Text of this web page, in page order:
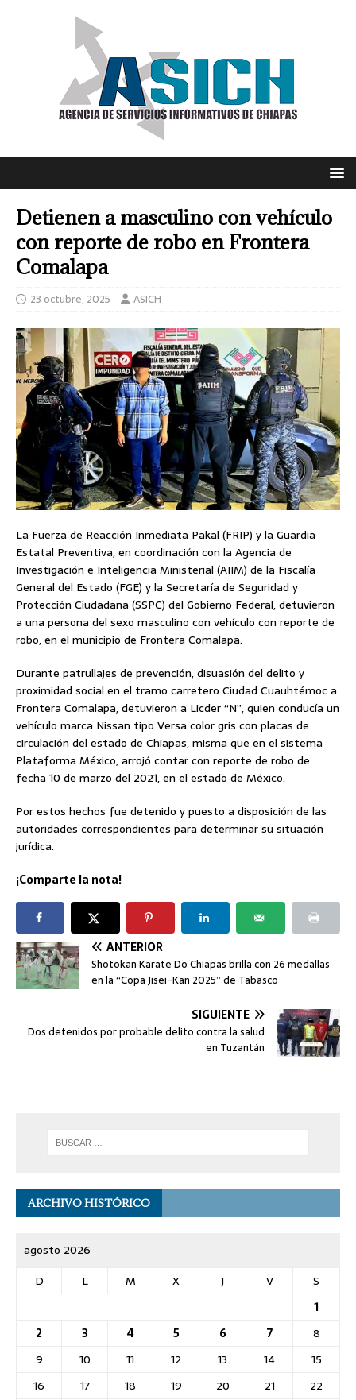
Detienen a masculino con vehículo
con reporte de robo en Frontera
Comalapa
23 octubre, 2025 ASICH
La Fuerza de Reacción Inmediata Pakal (FRIP) y la Guardia
Estatal Preventiva, en coordinación con la Agencia de
Investigación e Inteligencia Ministerial (AIIM) de la Fiscalía
General del Estado (FGE) y la Secretaría de Seguridad y
Protección Ciudadana (SSPC) del Gobierno Federal, detuvieron
a una persona del sexo masculino con vehículo con reporte de
robo, en el municipio de Frontera Comalapa.
Durante patrullajes de prevención, disuasión del delito y
proximidad social en el tramo carretero Ciudad Cuauhtémoc a
Frontera Comalapa, detuvieron a Licder “N”, quien conducía un
vehículo marca Nissan tipo Versa color gris con placas de
circulación del estado de Chiapas, misma que en el sistema
Plataforma México, arrojó contar con reporte de robo de
fecha 10 de marzo del 2021, en el estado de México.
Por estos hechos fue detenido y puesto a disposición de las
autoridades correspondientes para determinar su situación
jurídica.
¡Comparte la nota!
ANTERIOR
Shotokan Karate Do Chiapas brilla con 26 medallas
en la “Copa Jisei-Kan 2025” de Tabasco
SIGUIENTE
Dos detenidos por probable delito contra la salud
en Tuzantán
ARCHIVO HISTÓRICO
agosto 2026
D
L M X J V
S
1
2
3 4 5 6 7
8
9
10 11 12 13 14
15
16
17 18 19 20 21
22